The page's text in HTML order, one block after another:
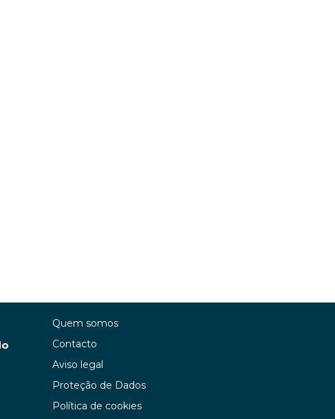
Quem somos
Contacto
Aviso legal
Proteção de Dados
Política de cookies